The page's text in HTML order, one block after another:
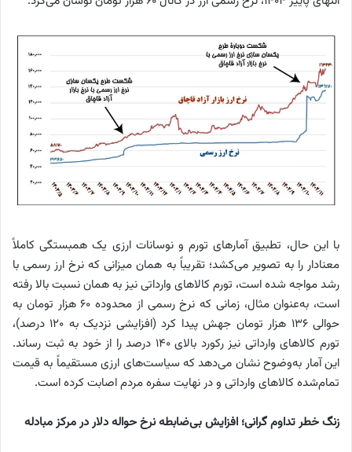
با این حال، تطبیق آمارهای تورم و نوسانات ارزی یک همبستگی کاملاً
معنادار را به تصویر می‌کشد؛ تقریباً به همان میزانی که نرخ ارز رسمی با
رشد مواجه شده است، تورم کالاهای وارداتی نیز به همان نسبت بالا رفته
است، به‌عنوان مثال، زمانی که نرخ رسمی از محدوده 60 هزار تومان به
حوالی 136 هزار تومان جهش پیدا کرد (افزایشی نزدیک به 120 درصد)،
تورم کالاهای وارداتی نیز رکورد بالای 140 درصد را از خود به ثبت رساند.
این آمار به‌وضوح نشان می‌دهد که سیاست‌های ارزی مستقیماً به قیمت
تمام‌شده کالاهای وارداتی و در نهایت سفره مردم اصابت کرده است.
زنگ خطر تداوم گرانی؛ افزایش بی‌ضابطه نرخ حواله دلار در مرکز مبادله